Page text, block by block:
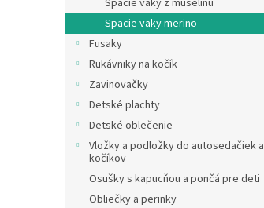
Spacie vaky z mušelínu
Spacie vaky merino
Fusaky
Rukávniky na kočík
Zavinovačky
Detské plachty
Detské oblečenie
Vložky a podložky do autosedačiek a
kočíkov
Osušky s kapucňou a pončá pre deti
Obliečky a perinky